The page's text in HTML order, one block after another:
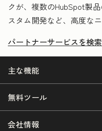
クが、複数のHubSpot製
スタム開発など、高度な
パートナーサービスを検
主な機能
無料ツール
会社情報